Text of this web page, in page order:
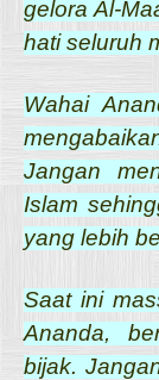
gelora Al-
hati seluruh
Wahai
Jangan
Islam
yang lebih
Saat ini
Ananda,
bijak.